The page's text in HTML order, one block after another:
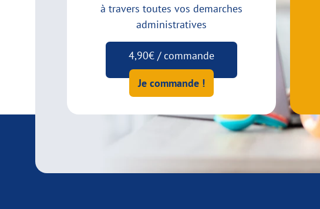
à travers toutes vos demarches
administratives
4,90€ / commande
Je commande !